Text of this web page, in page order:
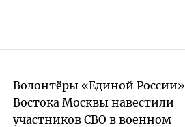
Волонтёры «Единой России»
Востока Москвы навестили
участников СВО в военном